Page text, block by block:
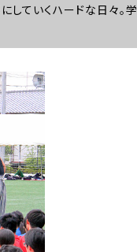
ていくハードな日々。学